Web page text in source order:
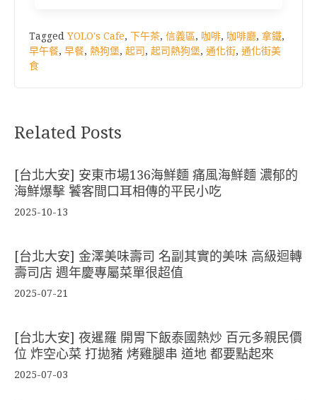
Tagged YOLO's Cafe, 下午茶, 信義區, 咖啡, 咖啡廳, 拿鐵,
早午餐, 早餐, 熱狗堡, 起司, 起司熱狗堡, 通化街, 通化街美
食
Related Posts
[台北大安] 安東市場136海鮮麵 痛風海鮮麵 濃郁的
海鮮爆擊 饕客間口耳相傳的平民小吃
2025-10-13
[台北大安] 金澤美味壽司 名副其實的美味 高級迴轉
壽司店 週年慶專屬菜單很超值
2025-07-21
[台北大安] 夜暹羅 開胃下飯泰國熱炒 百元多親民價
位 炸空心菜 打拋豬 烤雞腿串 道地 都要點起來
2025-07-03